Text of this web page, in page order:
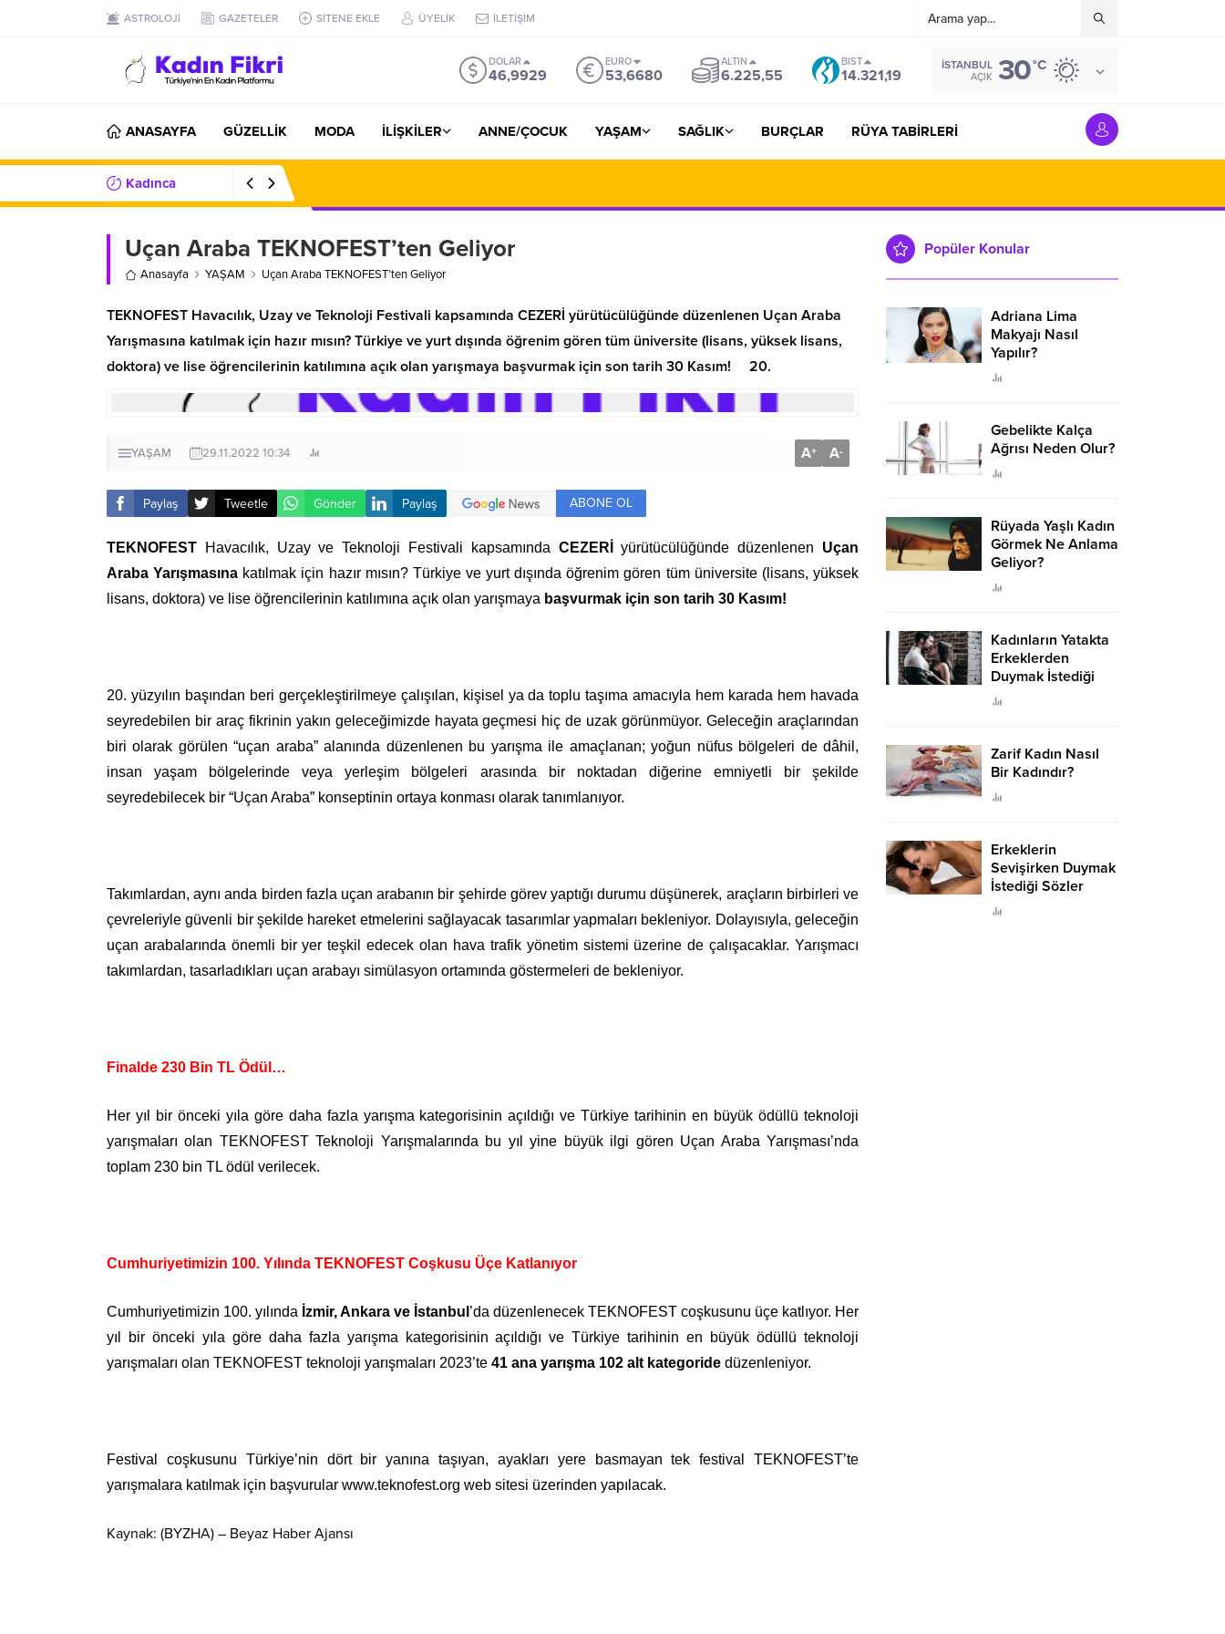
ASTROLOJİ GAZETELER SİTENE EKLE ÜYELİK İLETİŞİM
DOLAR
46,9929
EURO
53,6680
ALTIN
6.225,55
BIST
14.321,19
İSTANBUL
AÇIK 30°C
ANASAYFA GÜZELLİK MODA İLİŞKİLER ANNE/ÇOCUK YAŞAM SAĞLIK BURÇLAR RÜYA TABİRLERİ
Kadınca
Uçan Araba TEKNOFEST’ten Geliyor
Anasayfa YAŞAM Uçan Araba TEKNOFEST’ten Geliyor
TEKNOFEST Havacılık, Uzay ve Teknoloji Festivali kapsamında CEZERİ yürütücülüğünde düzenlenen Uçan Araba
Yarışmasına katılmak için hazır mısın? Türkiye ve yurt dışında öğrenim gören tüm üniversite (lisans, yüksek lisans,
doktora) ve lise öğrencilerinin katılımına açık olan yarışmaya başvurmak için son tarih 30 Kasım! 20.
YAŞAM 29.11.2022 10:34 A+ A-
Paylaş Tweetle Gönder Paylaş ABONE OL
TEKNOFEST Havacılık, Uzay ve Teknoloji Festivali kapsamında CEZERİyürütücülüğünde düzenlenen Uçan
Araba Yarışmasına katılmak için hazır mısın? Türkiye ve yurt dışında öğrenim gören tüm üniversite (lisans, yüksek
lisans, doktora) ve lise öğrencilerinin katılımına açık olan yarışmaya başvurmak için son tarih 30 Kasım!
20. yüzyılın başından beri gerçekleştirilmeye çalışılan, kişisel ya da toplu taşıma amacıyla hem karada hem havada
seyredebilen bir araç fikrinin yakın geleceğimizde hayata geçmesi hiç de uzak görünmüyor. Geleceğin araçlarından
biri olarak görülen “uçan araba” alanında düzenlenen bu yarışma ile amaçlanan; yoğun nüfus bölgeleri de dâhil,
insan yaşam bölgelerinde veya yerleşim bölgeleri arasında bir noktadan diğerine emniyetli bir şekilde
seyredebilecek bir “Uçan Araba” konseptinin ortaya konması olarak tanımlanıyor.
Takımlardan, aynı anda birden fazla uçan arabanın bir şehirde görev yaptığı durumu düşünerek, araçların birbirleri ve
çevreleriyle güvenli bir şekilde hareket etmelerini sağlayacak tasarımlar yapmaları bekleniyor. Dolayısıyla, geleceğin
uçan arabalarında önemli bir yer teşkil edecek olan hava trafik yönetim sistemi üzerine de çalışacaklar. Yarışmacı
takımlardan, tasarladıkları uçan arabayı simülasyon ortamında göstermeleri de bekleniyor.
Finalde 230 Bin TL Ödül…
Her yıl bir önceki yıla göre daha fazla yarışma kategorisinin açıldığı ve Türkiye tarihinin en büyük ödüllü teknoloji
yarışmaları olan TEKNOFEST Teknoloji Yarışmalarında bu yıl yine büyük ilgi gören Uçan Araba Yarışması’nda
toplam 230 bin TL ödül verilecek.
Cumhuriyetimizin 100. Yılında TEKNOFEST Coşkusu Üçe Katlanıyor
Cumhuriyetimizin 100. yılında İzmir, Ankara ve İstanbul ’da düzenlenecek TEKNOFEST coşkusunu üçe katlıyor. Her
yıl bir önceki yıla göre daha fazla yarışma kategorisinin açıldığı ve Türkiye tarihinin en büyük ödüllü teknoloji
yarışmaları olan TEKNOFEST teknoloji yarışmaları 2023’te 41 ana yarışma 102 alt kategoride düzenleniyor.
Festival coşkusunu Türkiye’nin dört bir yanına taşıyan, ayakları yere basmayan tek festival TEKNOFEST’te
yarışmalara katılmak için başvurular www.teknofest.org web sitesi üzerinden yapılacak.
Kaynak: (BYZHA) – Beyaz Haber Ajansı
Popüler Konular
Adriana Lima
Makyajı Nasıl
Yapılır?
Gebelikte Kalça
Ağrısı Neden Olur?
Rüyada Yaşlı Kadın
Görmek Ne Anlama
Geliyor?
Kadınların Yatakta
Erkeklerden
Duymak İstediği
Sözler
Zarif Kadın Nasıl
Bir Kadındır?
Erkeklerin
Sevişirken Duymak
İstediği Sözler
Neler?